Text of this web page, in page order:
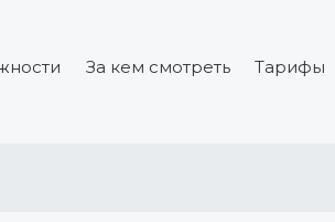
За кем смотреть Тарифы